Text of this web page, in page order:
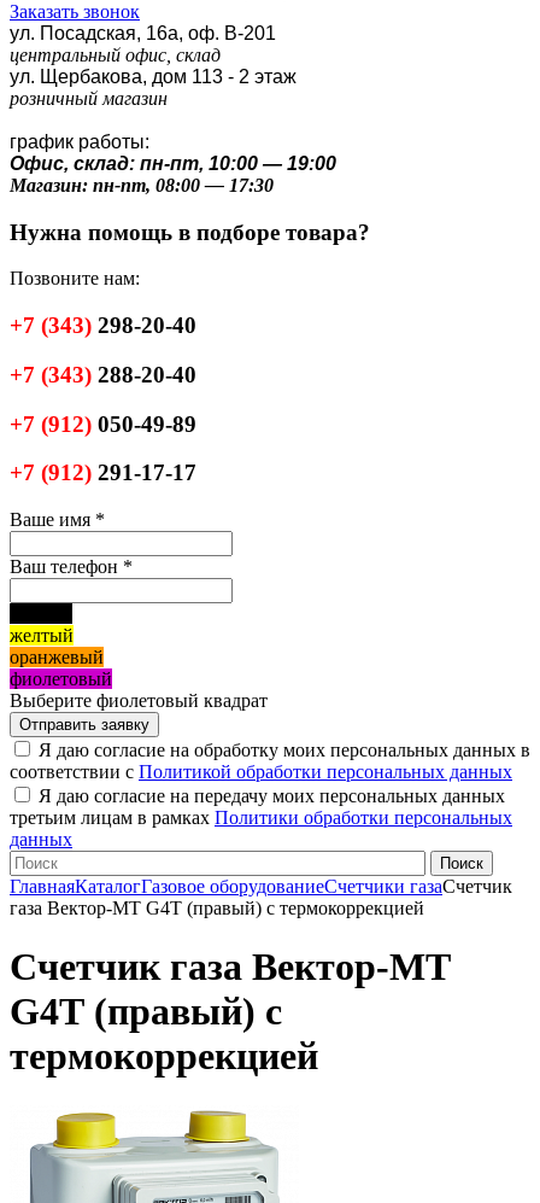
Заказать звонок
ул. Посадская, 16а, оф. В-201
центральный офис, склад
ул. Щербакова, дом 113 - 2 этаж
розничный магазин
график работы:
Офис, склад: пн-пт, 10:00 — 19:00
Магазин: пн-пт, 08:00 — 17:30
Нужна помощь в подборе товара?
Позвоните нам:
+7 (343) 298-20-40
+7 (343) 288-20-40
+7 (912) 050-49-89
+7 (912) 291-17-17
Ваше имя *
Ваш телефон *
желтый
оранжевый
фиолетовый
Выберите фиолетовый квадрат
Я даю согласие на обработку моих персональных данных в
соответствии с Политикой обработки персональных данных
Я даю согласие на передачу моих персональных данных
третьим лицам в рамках Политики обработки персональных
данных
ГлавнаяКаталогГазовое оборудованиеСчетчики газаСчетчик
газа Вектор-МТ G4Т (правый) с термокоррекцией
Счетчик газа Вектор-МТ
G4Т (правый) с
термокоррекцией